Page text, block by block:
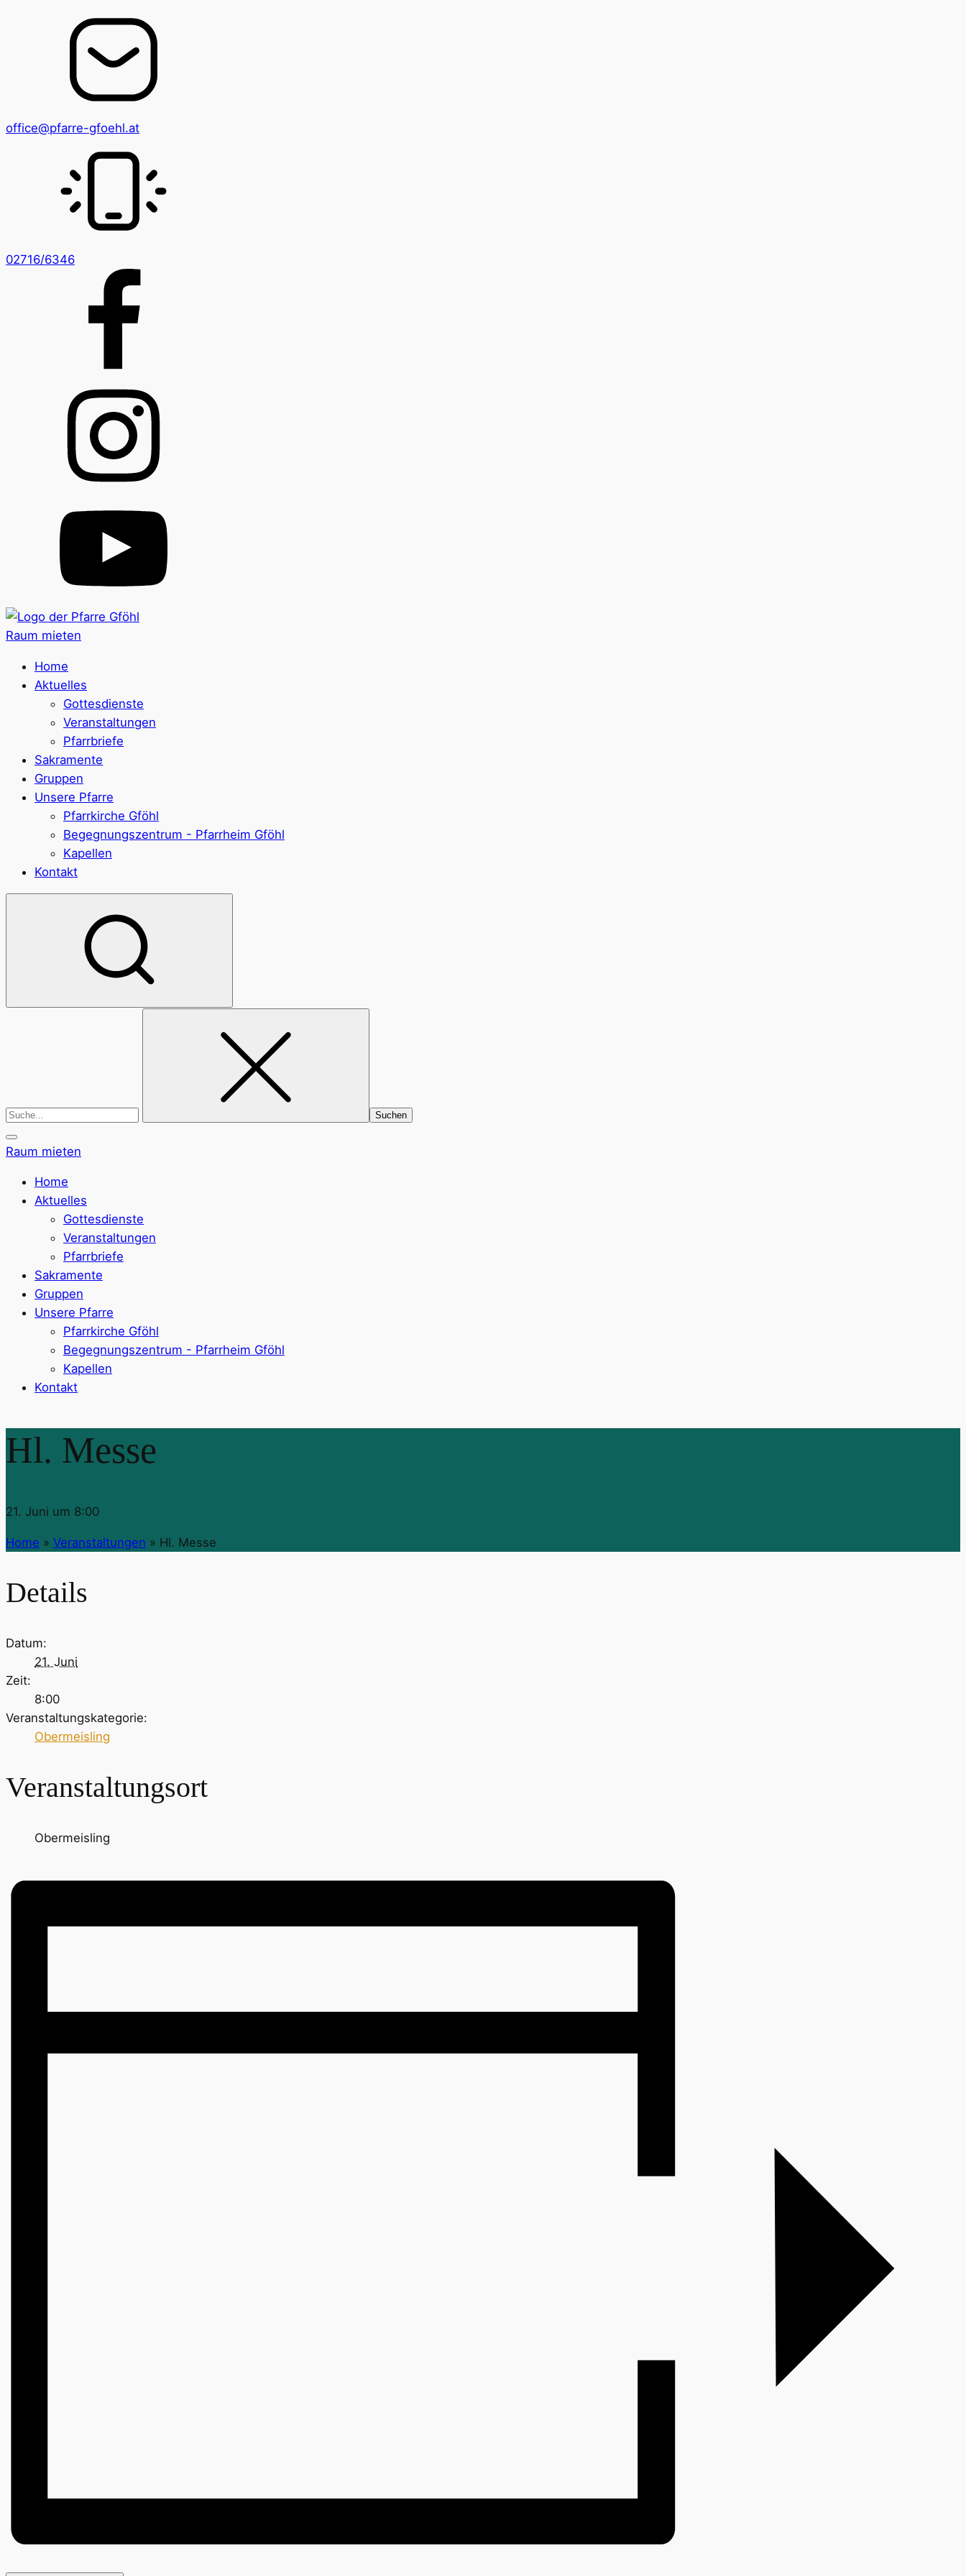
office@pfarre-gfoehl.at
02716/6346
Raum mieten
Home
Aktuelles
Gottesdienste
Veranstaltungen
Pfarrbriefe
Sakramente
Gruppen
Unsere Pfarre
Pfarrkirche Gföhl
Begegnungszentrum - Pfarrheim Gföhl
Kapellen
Kontakt
Raum mieten
Home
Aktuelles
Gottesdienste
Veranstaltungen
Pfarrbriefe
Sakramente
Gruppen
Unsere Pfarre
Pfarrkirche Gföhl
Begegnungszentrum - Pfarrheim Gföhl
Kapellen
Kontakt
Hl. Messe
21. Juni um 8:00
Home » Veranstaltungen » Hl. Messe
Details
Datum:
21. Juni
Zeit:
8:00
Veranstaltungskategorie:
Obermeisling
Veranstaltungsort
Obermeisling